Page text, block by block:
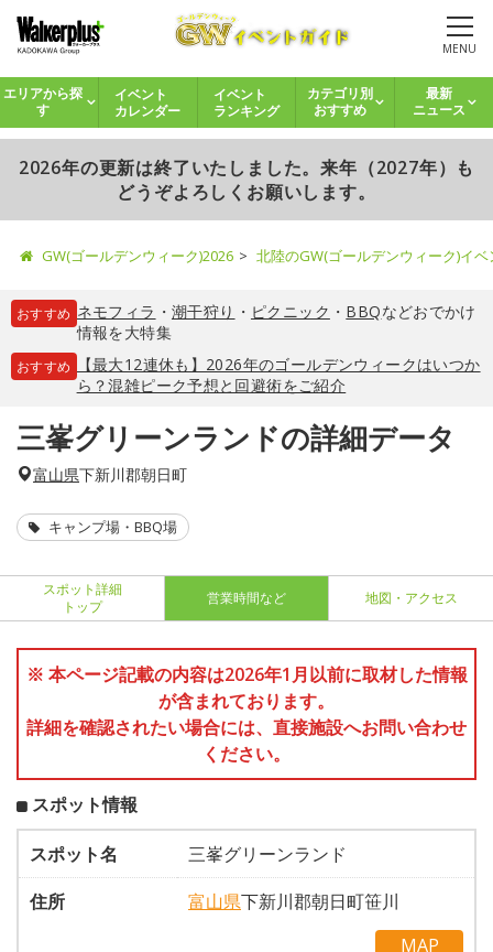
MENU
エリアから探
す
イベント
カレンダー
イベント
ランキング
カテゴリ別
おすすめ
最新
ニュース
2026年の更新は終了いたしました。来年（2027年）も
どうぞよろしくお願いします。
GW(ゴールデンウィーク)2026 北陸のGW(ゴールデンウィーク)イ
おすすめ ネモフィラ ・ 潮干狩り ・ ピクニック ・ BBQなどおでかけ
情報を大特集
おすすめ
【最大12連休も】2026年のゴールデンウィークはいつか
ら？混雑ピーク予想と回避術をご紹介
三峯グリーンランドの詳細データ
富山県下新川郡朝日町
キャンプ場・BBQ場
スポット詳細
トップ
営業時間など 地図・アクセス
※ 本ページ記載の内容は2026年1月以前に取材した情報
が含まれております。
詳細を確認されたい場合には、直接施設へお問い合わせ
ください。
スポット情報
スポット名
三峯グリーンランド
住所
富山県下新川郡朝日町笹川
MAP